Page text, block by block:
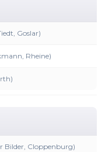
Goslar)
Rheine)
Bilder, Cloppenburg)